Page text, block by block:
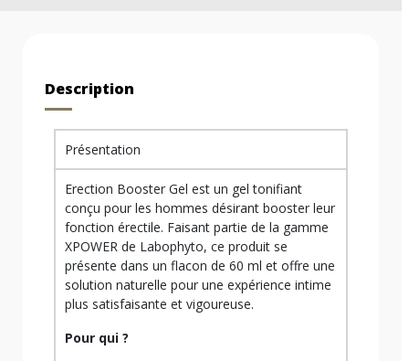
Description
Présentation
Erection Booster Gel est un gel tonifiant
conçu pour les hommes désirant booster leur
fonction érectile. Faisant partie de la gamme
XPOWER de Labophyto, ce produit se
présente dans un flacon de 60 ml et offre une
solution naturelle pour une expérience intime
plus satisfaisante et vigoureuse.
Pour qui ?